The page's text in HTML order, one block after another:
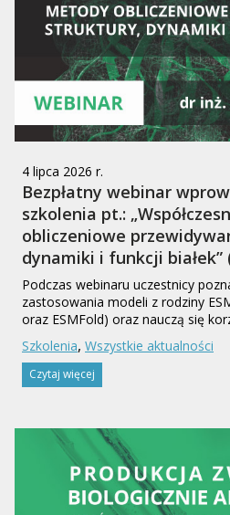
4 lipca 2026 r.
Bezpłatny webinar
szkolenia pt.:
obliczeniowe
dynamiki i funkcji białek”
Podczas webinaru uczestnicy
zastosowania modeli z rodziny
oraz ESMFold) oraz nauczą się
Szkolenia, Wszystkie aktualności
Czytaj więcej